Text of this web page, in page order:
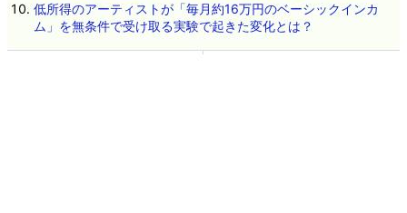
低所得のアーティストが「毎月約16万円のベーシックインカ
ム」を無条件で受け取る実験で起きた変化とは？